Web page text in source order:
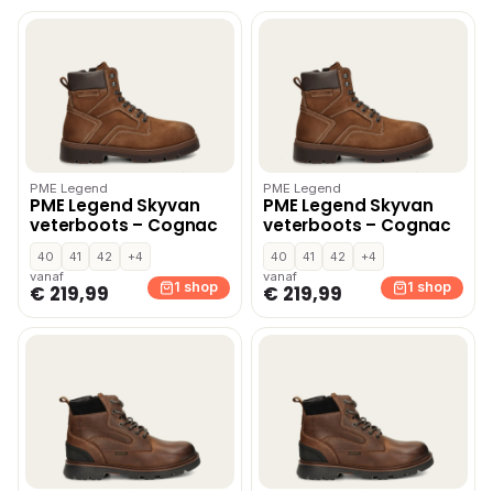
PME Legend
PME Legend Skyvan
veterboots – Cognac
40 41 42
+4
vanaf
€ 219,99 1 shop
PME Legend
PME Legend Skyvan
veterboots – Cognac
40 41 42
+4
vanaf
€ 219,99 1 shop